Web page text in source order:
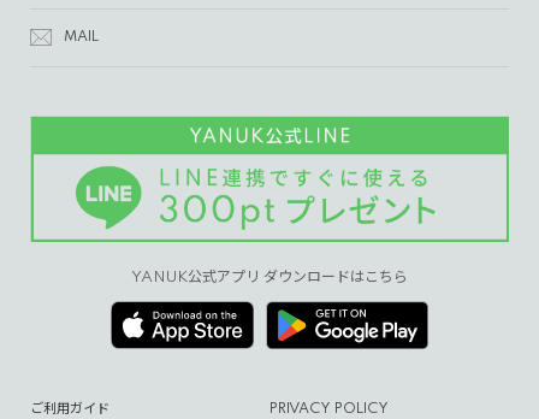
MAIL
YANUK公式アプリ ダウンロードはこちら
ご利用ガイド PRIVACY POLICY